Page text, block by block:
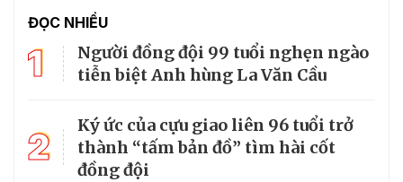
ĐỌC NHIỀU
1
Người đồng đội 99 tuổi nghẹn ngào
tiễn biệt Anh hùng La Văn Cầu
2
Ký ức của cựu giao liên 96 tuổi trở
thành “tấm bản đồ” tìm hài cốt
đồng đội